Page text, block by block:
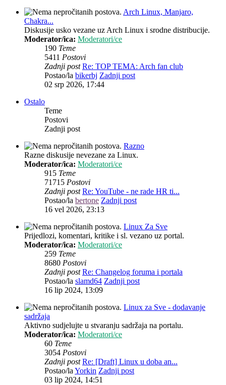
Arch Linux, Manjaro,
Chakra...
Diskusije usko vezane uz Arch Linux i srodne distribucije.
Moderator/ica: Moderatori/ce
190 Teme
5411 Postovi
Zadnji post Re: TOP TEMA: Arch fan club
Postao/la bikerbj Zadnji post
02 srp 2026, 17:44
Ostalo
Teme
Postovi
Zadnji post
Razno
Razne diskusije nevezane za Linux.
Moderator/ica: Moderatori/ce
915 Teme
71715 Postovi
Zadnji post Re: YouTube - ne rade HR ti...
Postao/la bertone Zadnji post
16 vel 2026, 23:13
Linux Za Sve
Prijedlozi, komentari, kritike i sl. vezano uz portal.
Moderator/ica: Moderatori/ce
259 Teme
8680 Postovi
Zadnji post Re: Changelog foruma i portala
Postao/la slamd64 Zadnji post
16 lip 2024, 13:09
Linux za Sve - dodavanje
sadržaja
Aktivno sudjelujte u stvaranju sadržaja na portalu.
Moderator/ica: Moderatori/ce
60 Teme
3054 Postovi
Zadnji post Re: [Draft] Linux u doba an...
Postao/laYorkin Zadnji post
03 lip 2024, 14:51